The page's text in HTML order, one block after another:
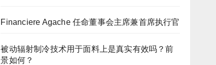
Financiere Agache 任命董事会主席兼首席执行官
被动辐射制冷技术用于面料上是真实有效吗？前
景如何？